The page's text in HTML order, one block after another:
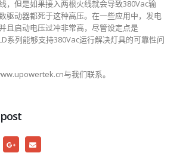
，但是如果接入两根火线就会导致380Vac输
驱动器都死于这种高压。在一些应用中，发电
且启动电压过冲非常高，尽管设定点是
系列能够支持380Vac运行解决灯具的可靠性问
与我们联系。